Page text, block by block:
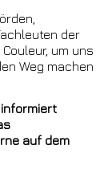
der
um uns
Weg machen
informiert
auf dem